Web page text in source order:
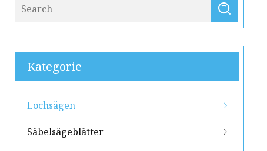
Kategorie
Lochsägen
Säbelsägeblätter